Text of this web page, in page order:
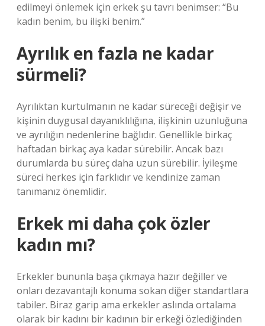
edilmeyi önlemek için erkek şu tavrı benimser: “Bu
kadın benim, bu ilişki benim.”
Ayrılık en fazla ne kadar
sürmeli?
Ayrılıktan kurtulmanın ne kadar süreceği değişir ve
kişinin duygusal dayanıklılığına, ilişkinin uzunluğuna
ve ayrılığın nedenlerine bağlıdır. Genellikle birkaç
haftadan birkaç aya kadar sürebilir. Ancak bazı
durumlarda bu süreç daha uzun sürebilir. İyileşme
süreci herkes için farklıdır ve kendinize zaman
tanımanız önemlidir.
Erkek mi daha çok özler
kadın mı?
Erkekler bununla başa çıkmaya hazır değiller ve
onları dezavantajlı konuma sokan diğer standartlara
tabiler. Biraz garip ama erkekler aslında ortalama
olarak bir kadını bir kadının bir erkeği özlediğinden